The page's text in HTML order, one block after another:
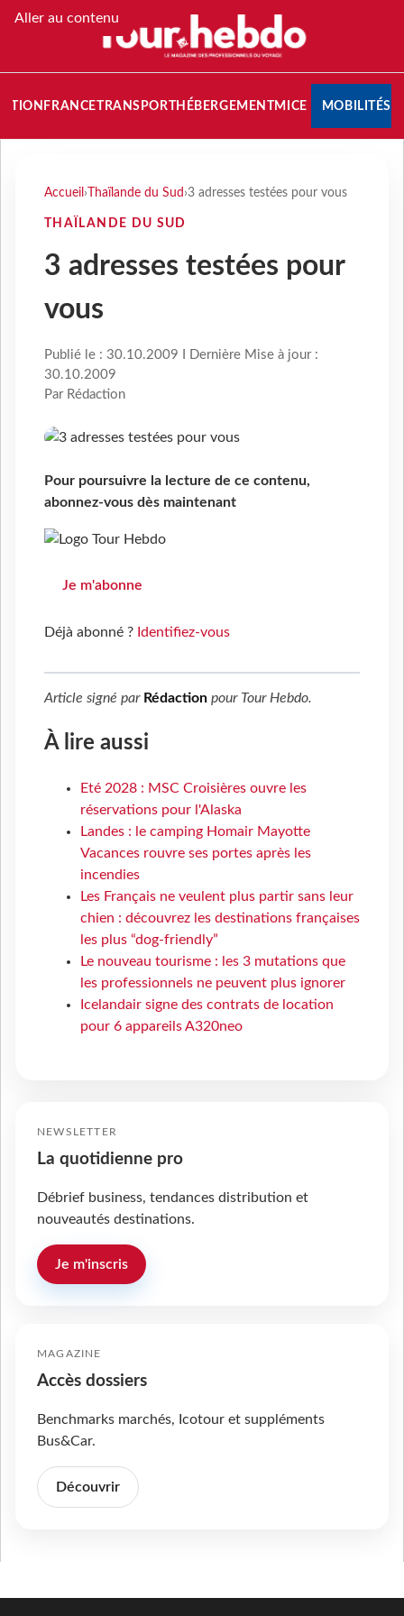
Aller au contenu
FRANCETRANSPORT HÉBERGEMENTMICE MOBILITÉS
Accueil › Thaïlande du Sud ›3 adresses testées pour vous
THAÏLANDE DU SUD
3 adresses testées pour
vous
Publié le : 30.10.2009 I Dernière Mise à jour :
30.10.2009
Par Rédaction
Pour poursuivre la lecture de ce contenu,
abonnez-vous dès maintenant
Je m'abonne
Déjà abonné ? Identifiez-vous
Article signé par Rédaction pour Tour Hebdo.
À lire aussi
Eté 2028 : MSC Croisières ouvre les
réservations pour l'Alaska
Landes : le camping Homair Mayotte
Vacances rouvre ses portes après les
incendies
Les Français ne veulent plus partir sans leur
chien : découvrez les destinations françaises
les plus “dog-friendly”
Le nouveau tourisme : les 3 mutations que
les professionnels ne peuvent plus ignorer
Icelandair signe des contrats de location
pour 6 appareils A320neo
NEWSLETTER
La quotidienne pro
Débrief business, tendances distribution et
nouveautés destinations.
Je m'inscris
MAGAZINE
Accès dossiers
Benchmarks marchés, Icotour et suppléments
Bus&Car.
Découvrir